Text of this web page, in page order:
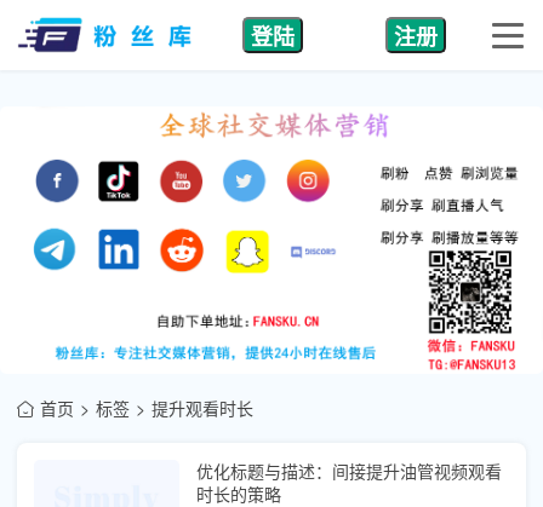
登陆 注册
首页 标签 提升观看时长
优化标题与描述：间接提升油管视频观看
时长的策略